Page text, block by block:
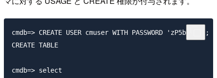
cmdb=> CREATE USER cmuser WITH PASSWORD 'zP5b9m4r';
CREATE TABLE
cmdb=> select